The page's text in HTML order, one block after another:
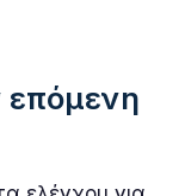
επόμενη